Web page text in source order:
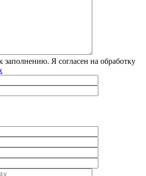
заполнению. Я согласен на обработку